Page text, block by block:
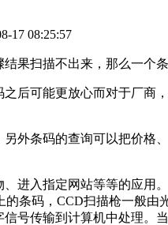
17 08:25:57
果扫描不出来，那么一个
后可能更放心而对于厂商
外条码的查询可以把价格
进入指定网站等等的应用
条码，CCD扫描枪一般由
号传输到计算机中处理。